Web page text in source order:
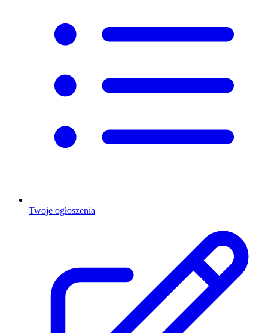
Twoje ogłoszenia